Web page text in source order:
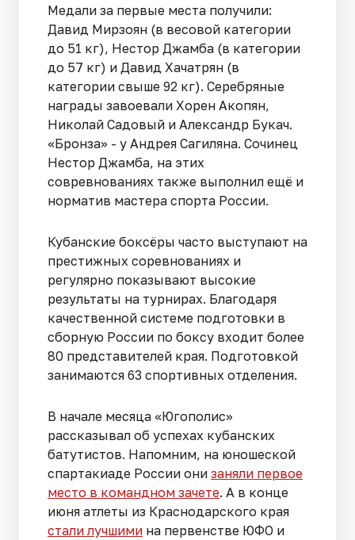
Медали за первые места получили:
Давид Мирзоян (в весовой категории
до 51 кг), Нестор Джамба (в категории
до 57 кг) и Давид Хачатрян (в
категории свыше 92 кг). Серебряные
награды завоевали Хорен Акопян,
Николай Садовый и Александр Букач.
«Бронза» - у Андрея Сагиляна. Сочинец
Нестор Джамба, на этих
совревнованиях также выполнил ещё и
норматив мастера спорта России.
Кубанские боксёры часто выступают на
престижных соревнованиях и
регулярно показывают высокие
результаты на турнирах. Благодаря
качественной системе подготовки в
сборную России по боксу входит более
80 представителей края. Подготовкой
занимаются 63 спортивных отделения.
В начале месяца «Югополис»
рассказывал об успехах кубанских
батутистов. Напомним, на юношеской
спартакиаде России они заняли первое
место в командном зачете. А в конце
июня атлеты из Краснодарского края
стали лучшими на первенстве ЮФО и